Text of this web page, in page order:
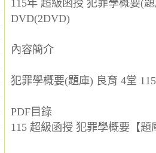
115年 超級函授 犯罪學概要(
DVD(2DVD)
內容簡介
犯罪學概要(題庫) 良育 4堂
PDF目錄
115 超級函授 犯罪學概要【